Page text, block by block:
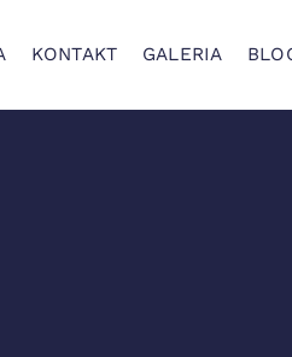
KONTAKT GALERIA